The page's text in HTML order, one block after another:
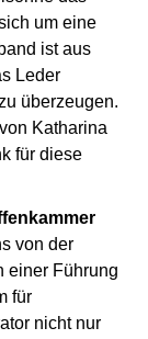
um eine
ist aus
Leder
überzeugen.
Katharina
für diese
von der
einer Führung
für
nicht nur